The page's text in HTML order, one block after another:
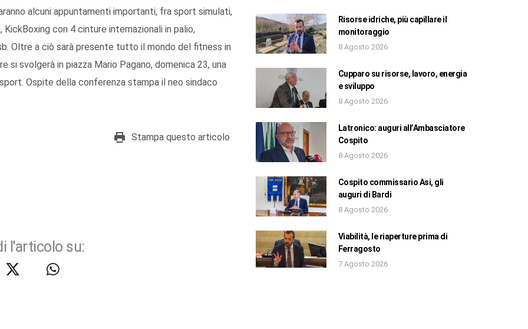
alcuni appuntamenti importanti, fra sport simulati,
con 4 cinture internazionali in palio,
Oltre a ciò sarà presente tutto il mondo del fitness in
svolgerà in piazza Mario Pagano, domenica 23, una
Ospite della conferenza stampa il neo sindaco
Stampa questo articolo
l'articolo su:
Risorse idriche, più capillare il
monitoraggio
8 Agosto 2026
Cupparo su risorse, lavoro, energia
e sviluppo
8 Agosto 2026
Latronico: auguri all’Ambasciatore
Cospito
8 Agosto 2026
Cospito commissario Asi, gli
auguri di Bardi
8 Agosto 2026
Viabilità, le riaperture prima di
Ferragosto
7 Agosto 2026